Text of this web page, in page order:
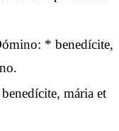
* benedícite,
mária et